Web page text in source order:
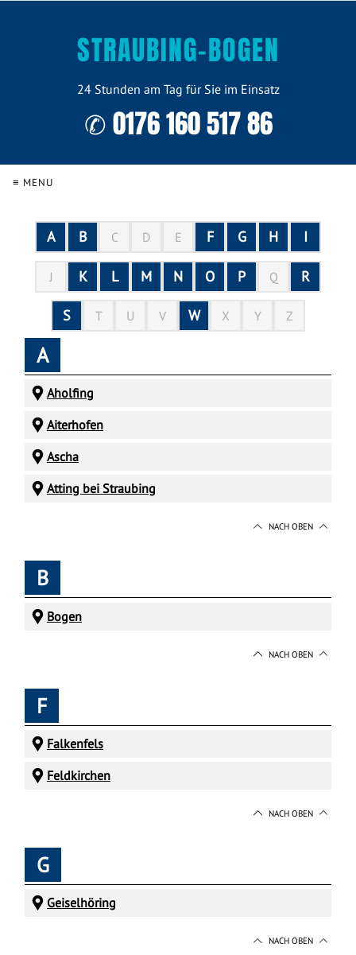
STRAUBING-BOGEN
24 Stunden am Tag für Sie im Einsatz
✆ 0176 160 517 86
≡ MENU
A B C D E F G H I
J K L M N O P Q R
S T U V W X Y Z
A
Aholfing
Aiterhofen
Ascha
Atting bei Straubing
NACH OBEN
B
Bogen
NACH OBEN
F
Falkenfels
Feldkirchen
NACH OBEN
G
Geiselhöring
NACH OBEN